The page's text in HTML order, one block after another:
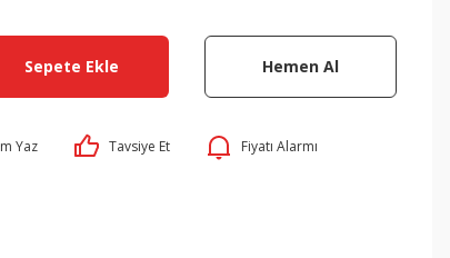
Sepete Ekle Hemen Al
Yaz Tavsiye Et Fiyatı Alarmı